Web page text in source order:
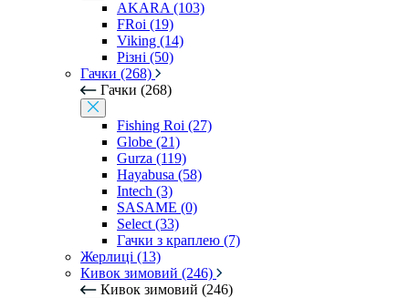
AKARA (103)
FRoi (19)
Viking (14)
Різні (50)
Гачки (268)
Гачки (268)
Fishing Roi (27)
Globe (21)
Gurza (119)
Hayabusa (58)
Intech (3)
SASAME (0)
Select (33)
Гачки з краплею (7)
Жерлиці (13)
Кивок зимовий (246)
Кивок зимовий (246)